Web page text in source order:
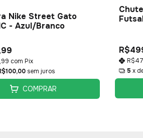
Nike Street Gato
- Azul/Branco
com Pix
sem juros
COMPRAR
5 x